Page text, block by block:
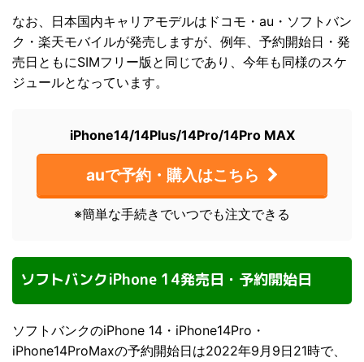
なお、日本国内キャリアモデルはドコモ・au・ソフトバン
ク・楽天モバイルが発売しますが、例年、予約開始日・発
売日ともにSIMフリー版と同じであり、今年も同様のスケ
ジュールとなっています。
iPhone14/14Plus/14Pro/14Pro MAX
auで予約・購入はこちら
※簡単な手続きでいつでも注文できる
ソフトバンクiPhone 14発売日・予約開始日
ソフトバンクのiPhone 14・iPhone14Pro・
iPhone14ProMaxの予約開始日は2022年9月9日21時で、